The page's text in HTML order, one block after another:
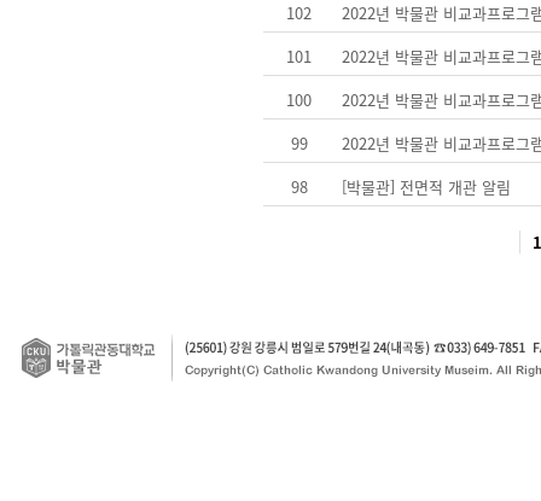
102
2022년 박물관 비교과프로
101
2022년 박물관 비교과프로
100
2022년 박물관 비교과프로
99
2022년 박물관 비교과프로
98
[박물관] 전면적 개관 알림
1